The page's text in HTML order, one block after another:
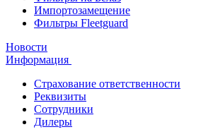
Импортозамещение
Фильтры Fleetguard
Новости
Информация
Страхование ответственности
Реквизиты
Сотрудники
Дилеры